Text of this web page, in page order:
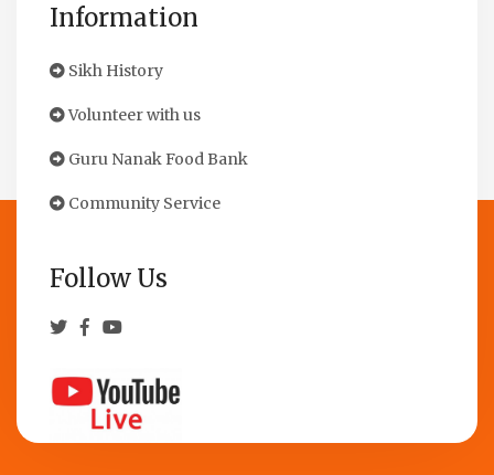
Information
Sikh History
Volunteer with us
Guru Nanak Food Bank
Community Service
Follow Us